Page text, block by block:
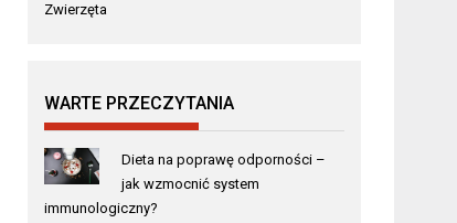
Zwierzęta
WARTE PRZECZYTANIA
Dieta na poprawę odporności –
jak wzmocnić system
immunologiczny?